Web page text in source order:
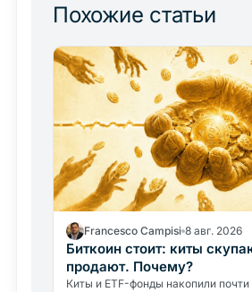
Похожие статьи
Francesco Campisi 8 авг. 2026
Биткоин стоит: киты
продают. Почему?
Киты и ETF-фонды накопили